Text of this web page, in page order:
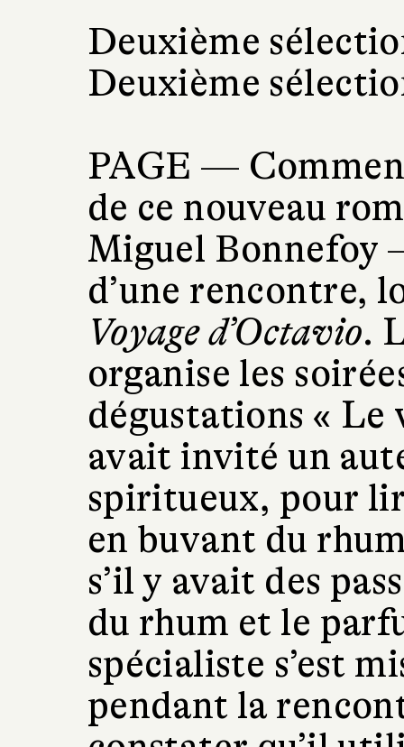
Deuxième
Deuxième
PAGE —
de ce nouveau
Miguel Bonnefoy
d’une rencontre,
Voyage d’Octavio.
organise les
dégustations « Le
avait invité un
spiritueux, pour
en buvant du
s’il y avait des
du rhum et le
spécialiste s’est
pendant la